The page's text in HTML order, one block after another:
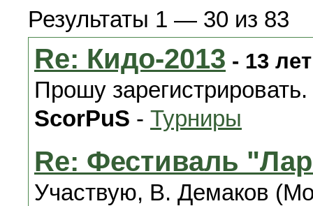
Результаты 1 — 30 из 83
Re: Кидо-2013 - 13 лет
Прошу
ScorPuS - Турниры
Re: Фестиваль
Участвую, В. Демаков